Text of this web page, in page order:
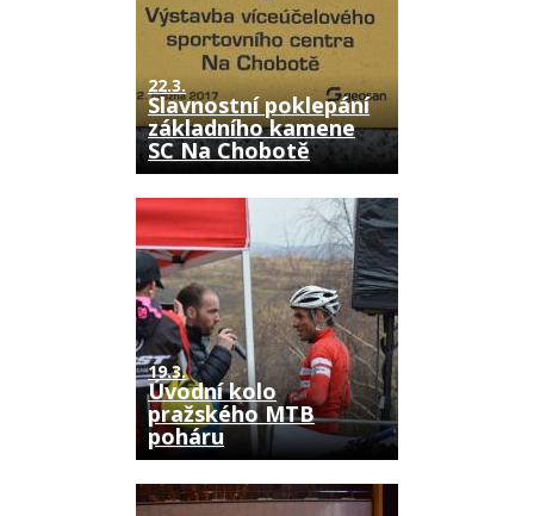
22.3.
Slavnostní poklepání
základního kamene
SC Na Chobotě
19.3.
Úvodní kolo
pražského MTB
poháru